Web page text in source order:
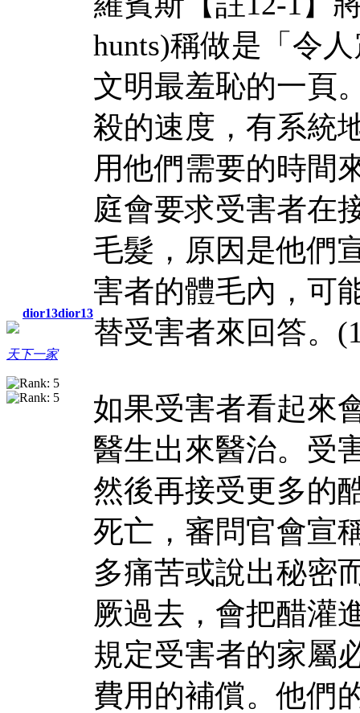
dior13dior13
天下一家
hunts)稱做是「令
文明最羞恥的一頁
殺的速度，有系統
用他們需要的時間
庭會要求受害者在
毛髮，原因是他們
害者的體毛內，可
替受害者來回答。
如果受害者看起來
醫生出來醫治。受
然後再接受更多的
死亡，審問官會宣
多痛苦或說出秘密
厥過去，會把醋灌
規定受害者的家屬
費用的補償。他們